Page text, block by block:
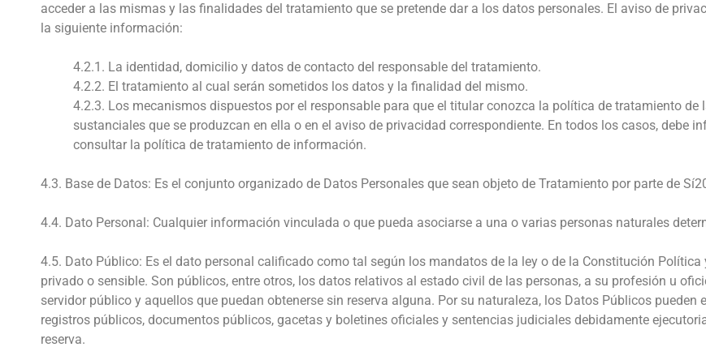
acceder a las mismas y las finalidades del tratamiento que se pretende dar a los datos personales. El aviso de
la siguiente información:
4.2.1. La identidad, domicilio y datos de contacto del responsable del tratamiento.
4.2.2. El tratamiento al cual serán sometidos los datos y la finalidad del mismo.
4.2.3. Los mecanismos dispuestos por el responsable para que el titular conozca la política de tratamiento
sustanciales que se produzcan en ella o en el aviso de privacidad correspondiente. En todos los casos, debe
consultar la política de tratamiento de información.
4.3. Base de Datos: Es el conjunto organizado de Datos Personales que sean objeto de Tratamiento por parte de
4.4. Dato Personal: Cualquier información vinculada o que pueda asociarse a una o varias personas naturales
4.5. Dato Público: Es el dato personal calificado como tal según los mandatos de la ley o de la Constitución Política
privado o sensible. Son públicos, entre otros, los datos relativos al estado civil de las personas, a su profesión u
servidor público y aquellos que puedan obtenerse sin reserva alguna. Por su naturaleza, los Datos Públicos pueden
registros públicos, documentos públicos, gacetas y boletines oficiales y sentencias judiciales debidamente
reserva.